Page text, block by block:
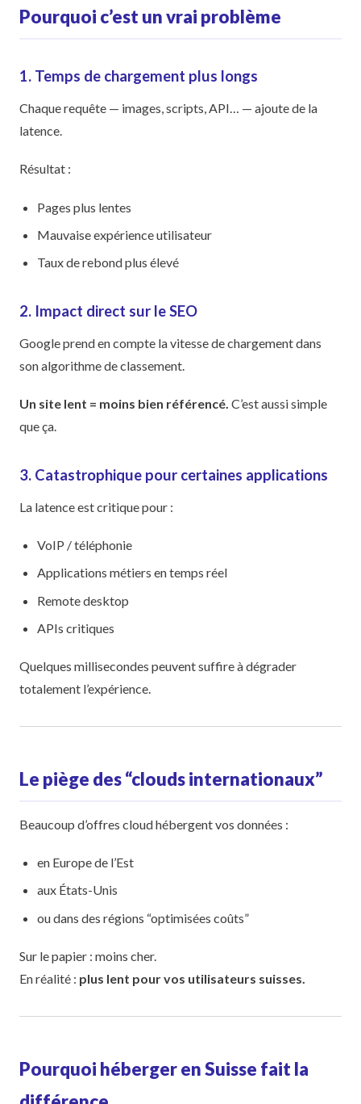
Pourquoi c’est un vrai problème
1. Temps de chargement plus longs
Chaque requête — images, scripts, API… — ajoute de la
latence.
Résultat :
Pages plus lentes
Mauvaise expérience utilisateur
Taux de rebond plus élevé
2. Impact direct sur le SEO
Google prend en compte la vitesse de chargement dans
son algorithme de classement.
Un site lent = moins bien référencé. C’est aussi simple
que ça.
3. Catastrophique pour certaines applications
La latence est critique pour :
VoIP / téléphonie
Applications métiers en temps réel
Remote desktop
APIs critiques
Quelques millisecondes peuvent suffire à dégrader
totalement l’expérience.
Le piège des “clouds internationaux”
Beaucoup d’offres cloud hébergent vos données :
en Europe de l’Est
aux États-Unis
ou dans des régions “optimisées coûts”
Sur le papier : moins cher.
En réalité : plus lent pour vos utilisateurs suisses.
Pourquoi héberger en Suisse fait la